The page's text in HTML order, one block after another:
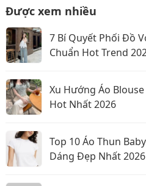
Được xem nhiều
7 Bí Quyết Phối Đồ
Chuẩn Hot Trend
Xu Hướng Áo
Hot Nhất 2026
Top 10 Áo Thun
Dáng Đẹp Nhất